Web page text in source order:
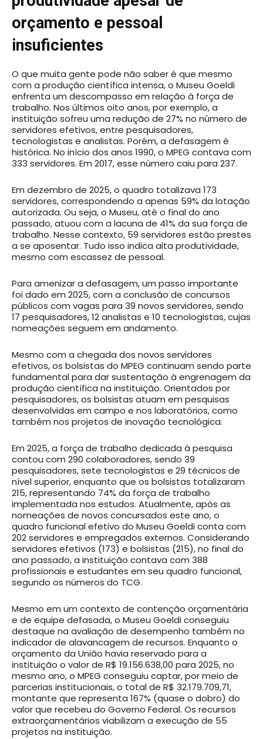
orçamento e pessoal
insuficientes
O que muita gente pode não saber é que mesmo
com a produção científica intensa, o Museu Goeldi
enfrenta um descompasso em relação à força de
trabalho. Nos últimos oito anos, por exemplo, a
instituição sofreu uma redução de 27% no número de
servidores efetivos, entre pesquisadores,
tecnologistas e analistas. Porém, a defasagem é
histórica. No início dos anos 1990, o MPEG contava com
333 servidores. Em 2017, esse número caiu para 237.
Em dezembro de 2025, o quadro totalizava 173
servidores, correspondendo a apenas 59% da lotação
autorizada. Ou seja, o Museu, até o final do ano
passado, atuou com a lacuna de 41% da sua força de
trabalho. Nesse contexto, 59 servidores estão prestes
a se aposentar. Tudo isso indica alta produtividade,
mesmo com escassez de pessoal.
Para amenizar a defasagem, um passo importante
foi dado em 2025, com a conclusão de concursos
públicos com vagas para 39 novos servidores, sendo
17 pesquisadores, 12 analistas e 10 tecnologistas, cujas
nomeações seguem em andamento.
Mesmo com a chegada dos novos servidores
efetivos, os bolsistas do MPEG continuam sendo parte
fundamental para dar sustentação à engrenagem da
produção científica na instituição. Orientados por
pesquisadores, os bolsistas atuam em pesquisas
desenvolvidas em campo e nos laboratórios, como
também nos projetos de inovação tecnológica.
Em 2025, a força de trabalho dedicada à pesquisa
contou com 290 colaboradores, sendo 39
pesquisadores, sete tecnologistas e 29 técnicos de
nível superior, enquanto que os bolsistas totalizaram
215, representando 74% da força de trabalho
implementada nos estudos. Atualmente, após as
nomeações de novos concursados este ano, o
quadro funcional efetivo do Museu Goeldi conta com
202 servidores e empregados externos. Considerando
servidores efetivos (173) e bolsistas (215), no final do
ano passado, a instituição contava com 388
profissionais e estudantes em seu quadro funcional,
segundo os números do TCG.
Mesmo em um contexto de contenção orçamentária
e de equipe defasada, o Museu Goeldi conseguiu
destaque na avaliação de desempenho também no
indicador de alavancagem de recursos. Enquanto o
orçamento da União havia reservado para a
instituição o valor de R$ 19.156.638,00 para 2025, no
mesmo ano, o MPEG conseguiu captar, por meio de
parcerias institucionais, o total de R$ 32.179.709,71,
montante que representa 167% (quase o dobro) do
valor que recebeu do Governo Federal. Os recursos
extraorçamentários viabilizam a execução de 55
projetos na instituição.